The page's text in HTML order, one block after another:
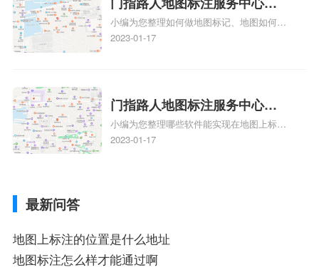
何做花小猪打车地图位置标
记？门指路人地图标注服务中
小编为您整理如何做地图标记、地图如何做
标记、so搜街景中如何做标记、360e启花贷
关地图标注知识，详情可查看下方正文！
2023-01-17
门指路人地图标注服务中心地
图位置地址标记？门指路人地
图标注服务中心苹果地图位置
小编为您整理哪些软件能实现在地图上标记
门指路人地图标注服务中心位置、门指路人
正文！
2023-01-17
最新问答
地图上标注的位置是什么地址
地图标注怎么样才能通过啊